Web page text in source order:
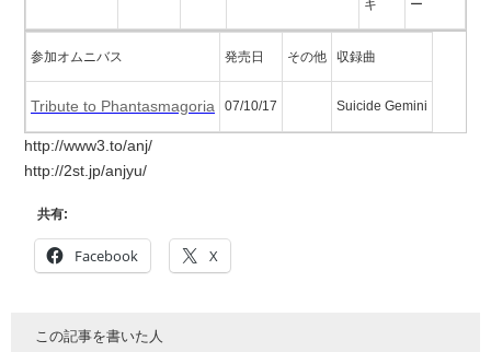
キ ー
参加オムニバス 発売日 その他 収録曲
Tribute to Phantasmagoria 07/10/17 Suicide Gemini
http://www3.to/anj/
http://2st.jp/anjyu/
共有:
Facebook X
この記事を書いた人